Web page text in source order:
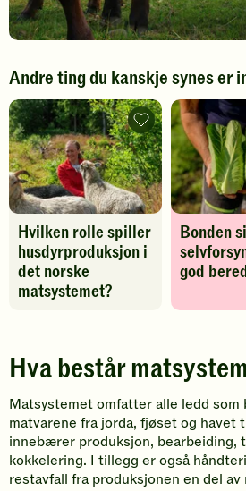
Andre ting du kanskje synes er
Hvilken rolle spiller
husdyrproduksjon i
det norske
matsystemet?
Hvilken
rolle
spiller
husdyrproduksjon
i
det
norske
matsystemet?
-
legg
til
favoritter
Bonden
god
Hva består
Matsystemet omfatter alle ledd som
matvarene fra jorda, fjøset og havet
innebærer produksjon, bearbeiding,
kokkelering. I tillegg er også
restavfall fra produksjonen en del av